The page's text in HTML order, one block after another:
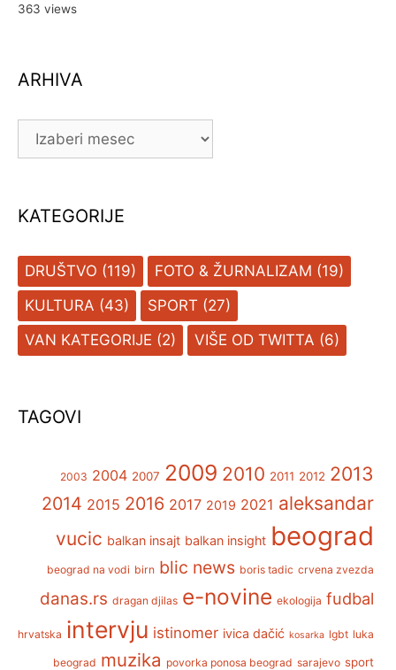
363 views
ARHIVA
ARHIVA
KATEGORIJE
DRUŠTVO (119) FOTO & ŽURNALIZAM (19)
KULTURA (43) SPORT (27)
VAN KATEGORIJE (2) VIŠE OD TWITTA (6)
TAGOVI
2003 2004 2007 2009 2010 2011 2012 2013
2014 2015 2016 2017 2019 2021 aleksandar
vucic balkan insajt balkan insight beograd
beograd na vodi birn blic news boris tadic crvena zvezda
danas.rs dragan djilas e-novine ekologija fudbal
hrvatska intervju istinomer ivica dačić kosarka lgbt luka
beograd muzika povorka ponosa beograd sarajevo sport